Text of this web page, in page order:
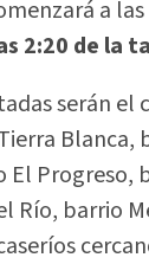
a las
2:20 de la
serán el
Blanca,
El Progreso,
Río, barrio